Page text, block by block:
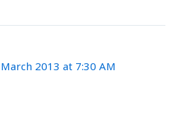
2013 at 7:30 AM